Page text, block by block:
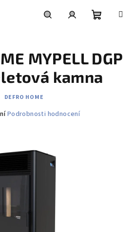
košík
MYPELL DGP
kamna
DEFRO HOME
Podrobnosti hodnocení